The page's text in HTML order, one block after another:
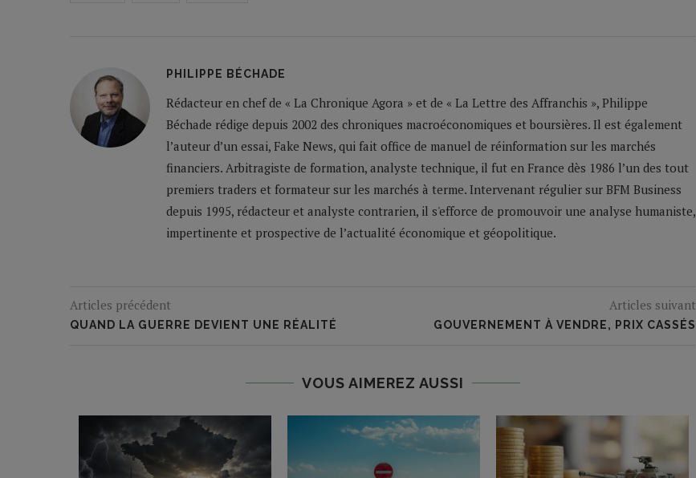
PHILIPPE BÉCHADE
Rédacteur en chef de « La Chronique Agora » et de « La Lettre des Affranchis », Philippe
Béchade rédige depuis 2002 des chroniques macroéconomiques et boursières. Il est également
l’auteur d’un essai, Fake News, qui fait office de manuel de réinformation sur les marchés
financiers. Arbitragiste de formation, analyste technique, il fut en France dès 1986 l’un des tout
premiers traders et formateur sur les marchés à terme. Intervenant régulier sur BFM Business
depuis 1995, rédacteur et analyste contrarien, il s'efforce de promouvoir une analyse humaniste,
impertinente et prospective de l’actualité économique et géopolitique.
Articles précédent
QUAND LA GUERRE DEVIENT UNE RÉALITÉ
Articles suivant
GOUVERNEMENT À VENDRE, PRIX CASSÉS
VOUS AIMEREZ AUSSI